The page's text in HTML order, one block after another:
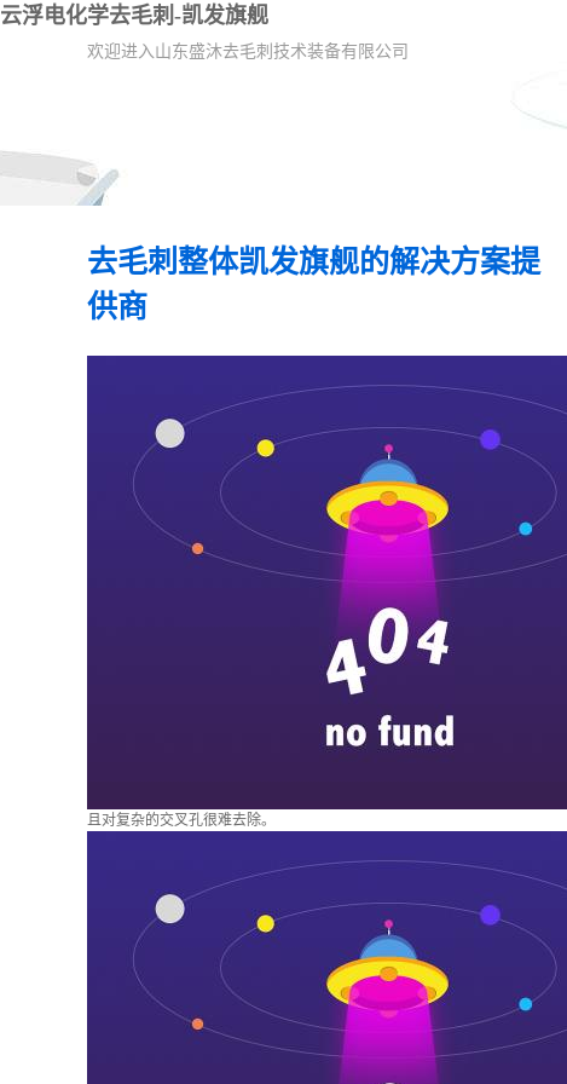
云浮电化学去毛刺-凯发旗舰
欢迎进入山东盛沐去毛刺技术装备有限公司
去毛刺整体凯发旗舰的解决方案提
供商
且对复杂的交叉孔很难去除。